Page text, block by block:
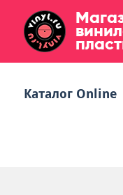
Каталог Online